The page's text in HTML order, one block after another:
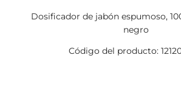
Dosificador de jabón espumoso,
negro
Código del producto: